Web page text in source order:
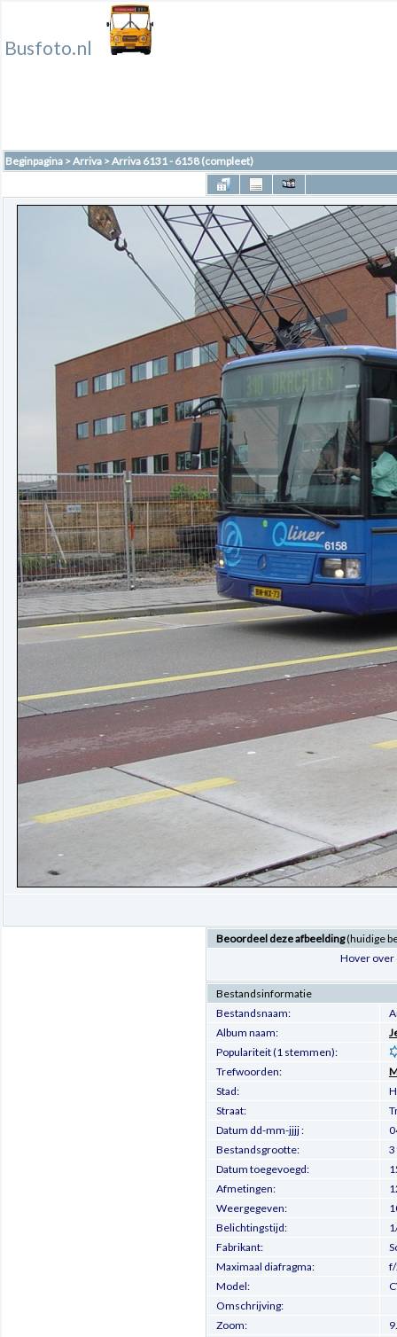
Busfoto.nl
Beginpagina >Arriva >Arriva 6131 - 6158 (compleet)
Beoordeel deze afbeelding(huidige
Hover over
Bestandsinformatie
Bestandsnaam:
Album naam:
Populariteit (1 stemmen):
Trefwoorden:
Stad:
Straat:
Datum dd-mm-jjjj :
Bestandsgrootte:
Datum toegevoegd:
Afmetingen:
Weergegeven:
Belichtingstijd:
Fabrikant:
Maximaal diafragma:
Model:
Omschrijving:
Zoom: